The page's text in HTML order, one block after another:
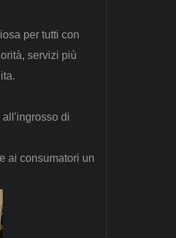
per tutti con
servizi più
all'ingrosso di
ai consumatori un